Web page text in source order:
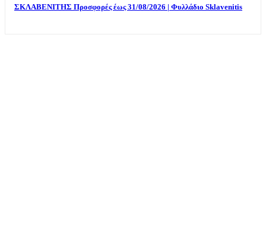
ΣΚΛΑΒΕΝΙΤΗΣ Προσφορές έως 31/08/2026 | Φυλλάδιο Sklavenitis